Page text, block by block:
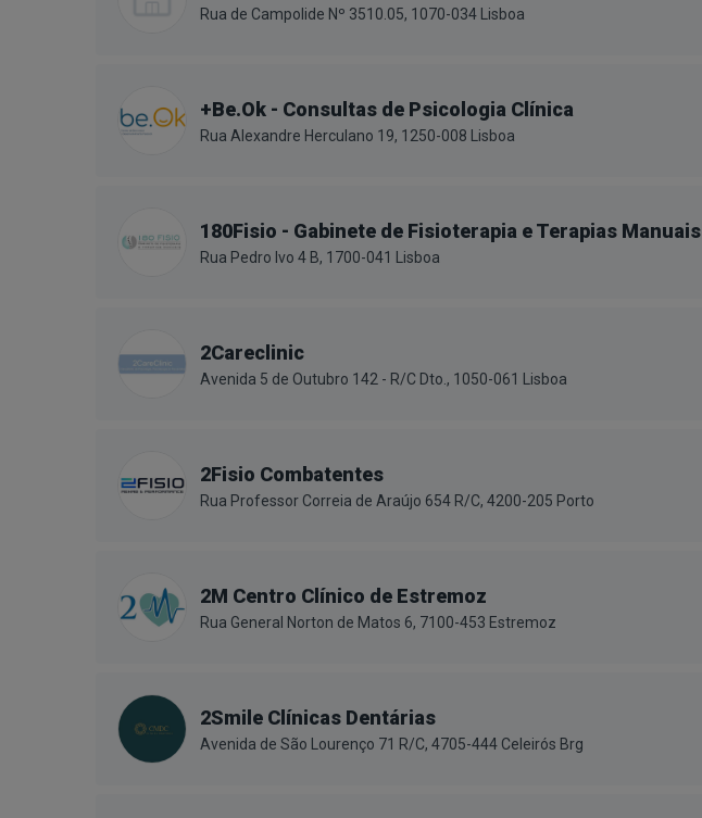
Rua de Campolide Nº 3510.05, 1070-034 Lisboa
+Be.Ok - Consultas de Psicologia Clínica
Rua Alexandre Herculano 19, 1250-008 Lisboa
180Fisio - Gabinete de Fisioterapia e Terapias Manuais
Rua Pedro Ivo 4 B, 1700-041 Lisboa
2Careclinic
Avenida 5 de Outubro 142 - R/C Dto., 1050-061 Lisboa
2Fisio Combatentes
Rua Professor Correia de Araújo 654 R/C, 4200-205 Porto
2M Centro Clínico de Estremoz
Rua General Norton de Matos 6, 7100-453 Estremoz
2Smile Clínicas Dentárias
Avenida de São Lourenço 71 R/C, 4705-444 Celeirós Brg